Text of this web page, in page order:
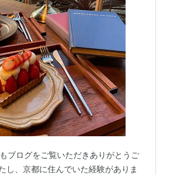
ブログをご覧いただきありがとうご
し、京都に住んでいた経験がありま